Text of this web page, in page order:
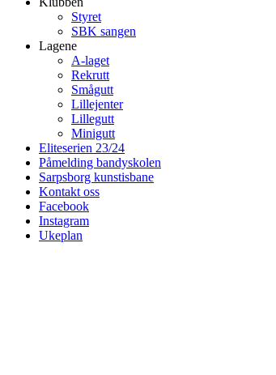
Styret
SBK sangen
Lagene
A-laget
Rekrutt
Smågutt
Lillejenter
Lillegutt
Minigutt
Eliteserien 23/24
Påmelding bandyskolen
Sarpsborg kunstisbane
Kontakt oss
Facebook
Instagram
Ukeplan